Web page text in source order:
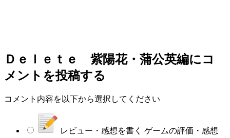
Ｄｅｌｅｔｅ 紫陽花・蒲公英編にコ
メントを投稿する
コメント内容を以下から選択してください
レビュー・感想を書く ゲームの評価・感想